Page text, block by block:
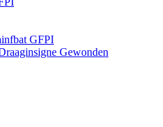
GFPI
Gewonden